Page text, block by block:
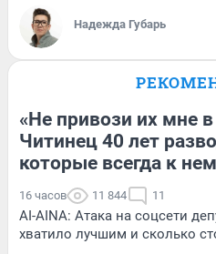
Надежда Губарь
«Не привози их мне в
Читинец 40 лет
которые всегда к
16 часов 11 844 11
AI-AINA: Атака на соцсети
хватило лучшим и сколько